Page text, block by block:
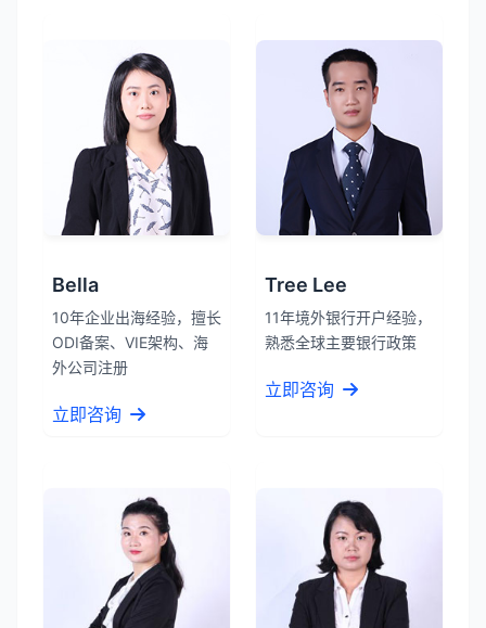
Bella
10年企业出海经验，擅长
ODI备案、VIE架构、海
外公司注册
立即咨询
Tree Lee
11年境外银行开户经验，
熟悉全球主要银行政策
立即咨询